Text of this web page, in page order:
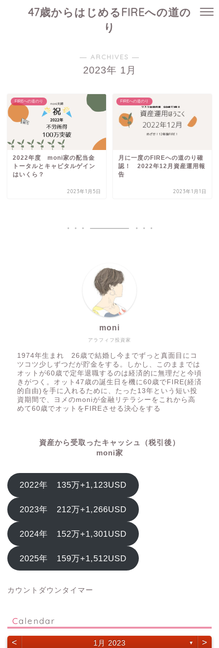
47歳からはじめるFIREへの道の
り
― ARCHIVES ―
2023年 1月
FIREへの道のり
2022年度 moni家の配当金
トータルとキャピタルゲイン
はいくら？
2023年1月5日
FIREへの道のり
月に一度のFIREへの道のり確
認！ 2022年12月資産運用報
告
2023年1月1日
アラフィフ投資家
moni
1974年生まれ 26歳で結婚し今までずっと真面目にコ
ツコツ少しずつだが貯金をする。しかし、このままでは
オットが60歳で定年退職するのは経済的に無理だと今頃
きがつく。オット47歳の誕生日を機に60歳でFIRE(経済
的自由)を手に入れるために、たった13年という短い投
資期間で、ヨメのmoniが金融リテラシーをこれから高
めて60歳でオットをFIREさせる決心をする
資産から受取ったキャッシュ（税引後）
moni家
2022年 135万+1,123USD
2023年 212万+1,266USD
2024年 152万+1,301USD
2025年 159万+1,512USD
カウントダウンタイマー
Calendar
< 1月 2023 ▼ >